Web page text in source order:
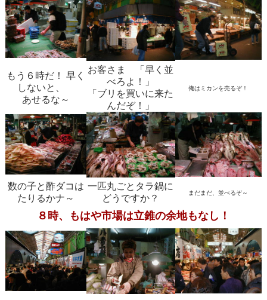
もう６時だ！ 早く
しないと、
あせるな～
お客さま 「早く並
べろよ！」
「ブリを買いに来た
んだぞ！」
俺はミカンを売るぞ！
数の子と酢ダコは
たりるかナ～
一匹丸ごとタラ鍋に
どうですか？
まだまだ、並べるぞ～
８時、もはや市場は立錐の余地もなし！